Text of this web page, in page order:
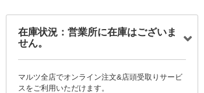
在庫状況：営業所に在庫はございま
せん。
マルツ全店でオンライン注文&店頭受取りサービ
スをご利用いただけます。